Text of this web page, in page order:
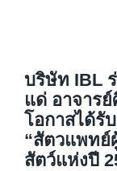
บริษัท IBL
แด่ อาจาร
โอกาสได้รั
“สัตวแพทย์
สัตว์แห่งปี